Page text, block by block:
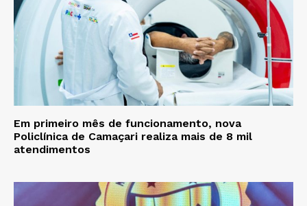
Em primeiro mês de funcionamento, nova
Policlínica de Camaçari realiza mais de 8 mil
atendimentos